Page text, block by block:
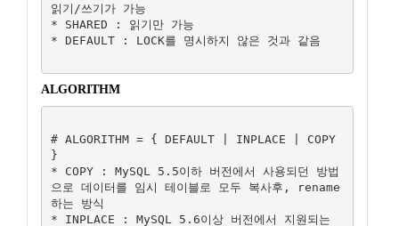
읽기/쓰기가 가능
* SHARED : 읽기만 가능
* DEFAULT : LOCK를 명시하지 않은 것과 같음
ALGORITHM
# ALGORITHM = { DEFAULT | INPLACE | COPY
}
* COPY : MySQL 5.5이하 버전에서 사용되던 방법
으로 데이터를 임시 테이블로 모두 복사후, rename
하는 방식
* INPLACE : MySQL 5.6이상 버전에서 지원되는